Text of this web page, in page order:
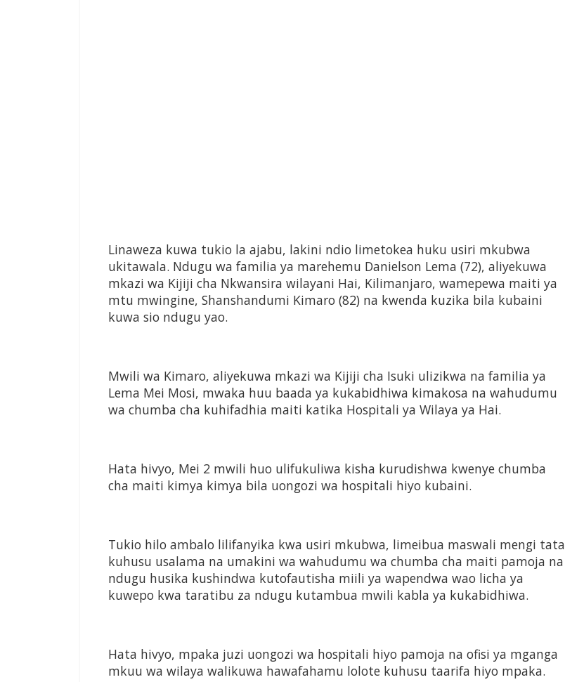
Linaweza kuwa tukio la ajabu, lakini ndio limetokea huku usiri mkubwa
ukitawala. Ndugu wa familia ya marehemu Danielson Lema (72), aliyekuwa
mkazi wa Kijiji cha Nkwansira wilayani Hai, Kilimanjaro, wamepewa maiti ya
mtu mwingine, Shanshandumi Kimaro (82) na kwenda kuzika bila kubaini
kuwa sio ndugu yao.
Mwili wa Kimaro, aliyekuwa mkazi wa Kijiji cha Isuki ulizikwa na familia ya
Lema Mei Mosi, mwaka huu baada ya kukabidhiwa kimakosa na wahudumu
wa chumba cha kuhifadhia maiti katika Hospitali ya Wilaya ya Hai.
Hata hivyo, Mei 2 mwili huo ulifukuliwa kisha kurudishwa kwenye chumba
cha maiti kimya kimya bila uongozi wa hospitali hiyo kubaini.
Tukio hilo ambalo lilifanyika kwa usiri mkubwa, limeibua maswali mengi tata
kuhusu usalama na umakini wa wahudumu wa chumba cha maiti pamoja na
ndugu husika kushindwa kutofautisha miili ya wapendwa wao licha ya
kuwepo kwa taratibu za ndugu kutambua mwili kabla ya kukabidhiwa.
Hata hivyo, mpaka juzi uongozi wa hospitali hiyo pamoja na ofisi ya mganga
mkuu wa wilaya walikuwa hawafahamu lolote kuhusu taarifa hiyo mpaka.